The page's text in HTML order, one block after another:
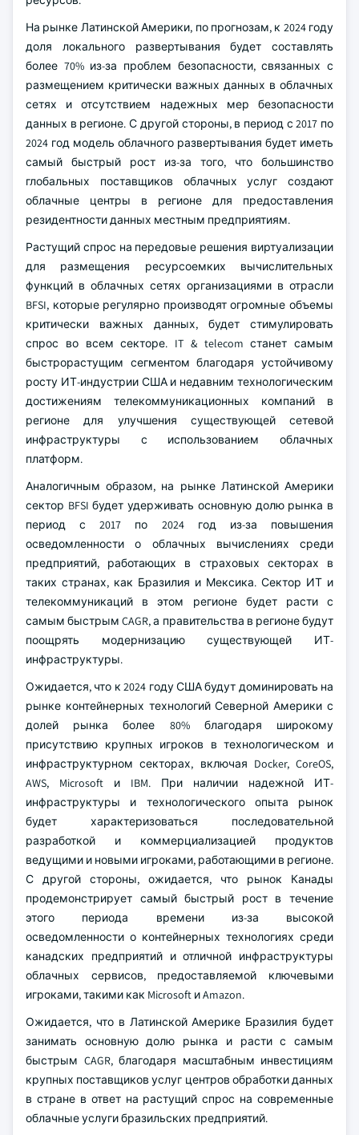
На рынке Латинской Америки, по прогнозам, к 2024 году
доля локального развертывания будет составлять
более 70% из-за проблем безопасности, связанных с
размещением критически важных данных в облачных
сетях и отсутствием надежных мер безопасности
данных в регионе. С другой стороны, в период с 2017 по
2024 год модель облачного развертывания будет иметь
самый быстрый рост из-за того, что большинство
глобальных поставщиков облачных услуг создают
облачные центры в регионе для предоставления
резидентности данных местным предприятиям.
Растущий спрос на передовые решения виртуализации
для размещения ресурсоемких вычислительных
функций в облачных сетях организациями в отрасли
BFSI, которые регулярно производят огромные объемы
критически важных данных, будет стимулировать
спрос во всем секторе. IT & telecom станет самым
быстрорастущим сегментом благодаря устойчивому
росту ИТ-индустрии США и недавним технологическим
достижениям телекоммуникационных компаний в
регионе для улучшения существующей сетевой
инфраструктуры с использованием облачных
платформ.
Аналогичным образом, на рынке Латинской Америки
сектор BFSI будет удерживать основную долю рынка в
период с 2017 по 2024 год из-за повышения
осведомленности о облачных вычислениях среди
предприятий, работающих в страховых секторах в
таких странах, как Бразилия и Мексика. Сектор ИТ и
телекоммуникаций в этом регионе будет расти с
самым быстрым CAGR, а правительства в регионе будут
поощрять модернизацию существующей ИТ-
инфраструктуры.
Ожидается, что к 2024 году США будут доминировать на
рынке контейнерных технологий Северной Америки с
долей рынка более 80% благодаря широкому
присутствию крупных игроков в технологическом и
инфраструктурном секторах, включая Docker, CoreOS,
AWS, Microsoft и IBM. При наличии надежной ИТ-
инфраструктуры и технологического опыта рынок
будет характеризоваться последовательной
разработкой и коммерциализацией продуктов
ведущими и новыми игроками, работающими в регионе.
С другой стороны, ожидается, что рынок Канады
продемонстрирует самый быстрый рост в течение
этого периода времени из-за высокой
осведомленности о контейнерных технологиях среди
канадских предприятий и отличной инфраструктуры
облачных сервисов, предоставляемой ключевыми
игроками, такими как Microsoft и Amazon.
Ожидается, что в Латинской Америке Бразилия будет
занимать основную долю рынка и расти с самым
быстрым CAGR, благодаря масштабным инвестициям
крупных поставщиков услуг центров обработки данных
в стране в ответ на растущий спрос на современные
облачные услуги бразильских предприятий.